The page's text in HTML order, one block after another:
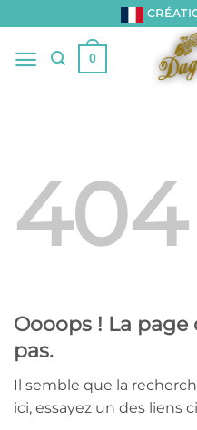
au
contenu
0
404
Oooops ! La
pas.
Il semble que la
ici, essayez un des liens